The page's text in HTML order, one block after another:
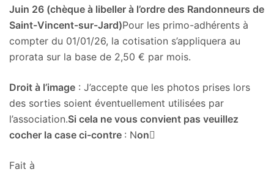
Juin 26 (chèque à libeller à l’ordre des Randonneurs de
Saint-Vincent-sur-Jard)Pour les primo-adhérents à
compter du 01/01/26, la cotisation s’appliquera au
prorata sur la base de 2,50 € par mois.
Droit à l’image : J’accepte que les photos prises lors
des sorties soient éventuellement utilisées par
l’association.Si cela ne vous convient pas veuillez
cocher la case ci-contre : Non
Fait à